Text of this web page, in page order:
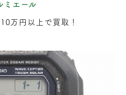
ミエール
万円以上で買取！